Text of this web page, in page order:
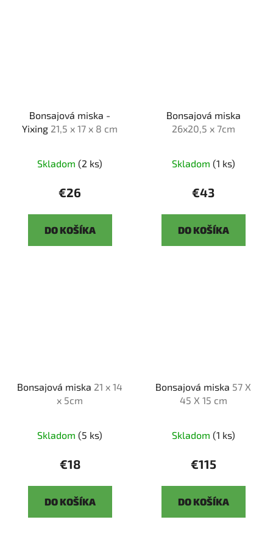
Bonsajová miska -
Yixing 21,5 x 17 x 8 cm
Skladom (2 ks)
€26
DO KOŠÍKA
Bonsajová miska
26x20,5 x 7cm
Skladom (1 ks)
€43
DO KOŠÍKA
Bonsajová miska 21 x 14
x 5cm
Skladom (5 ks)
€18
DO KOŠÍKA
Bonsajová miska 57 X
45 X 15 cm
Skladom (1 ks)
€115
DO KOŠÍKA